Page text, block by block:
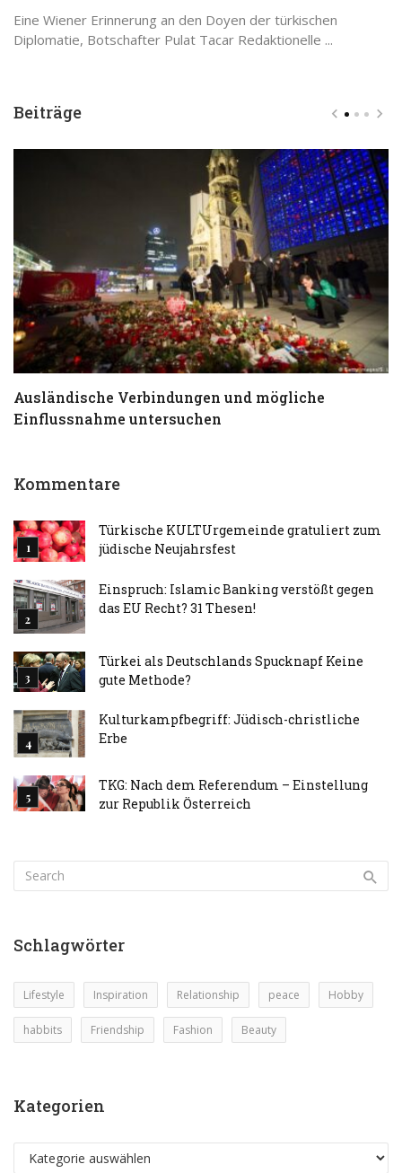
Eine Wiener Erinnerung an den Doyen der türkischen
Diplomatie, Botschafter Pulat Tacar Redaktionelle ...
Beiträge
Ausländische Verbindungen und mögliche
Einflussnahme untersuchen
Kommentare
Türkische KULTUrgemeinde gratuliert zum
jüdische Neujahrsfest
Einspruch: Islamic Banking verstößt gegen
das EU Recht? 31 Thesen!
Türkei als Deutschlands Spucknapf Keine
gute Methode?
Kulturkampfbegriff: Jüdisch-christliche
Erbe
TKG: Nach dem Referendum – Einstellung
zur Republik Österreich
Schlagwörter
Lifestyle Inspiration Relationship peace Hobby
habbits Friendship Fashion Beauty
Kategorien
Kategorien